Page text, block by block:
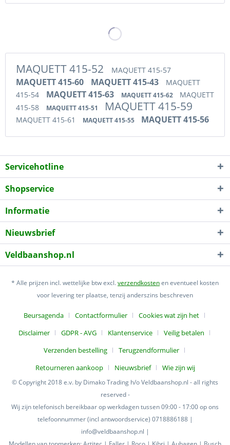
MAQUETT 415-52 MAQUETT 415-57
MAQUETT 415-60 MAQUETT 415-43
MAQUETT
415-54
MAQUETT 415-63 MAQUETT 415-62
MAQUETT
415-58
MAQUETT 415-51 MAQUETT 415-59
MAQUETT 415-61 MAQUETT 415-55 MAQUETT 415-56
Servicehotline
Shopservice
Informatie
Nieuwsbrief
Veldbaanshop.nl
* Alle prijzen incl. wettelijke btw excl.verzendkostenen eventueel kosten
voor levering ter plaatse, tenzij anderszins beschreven
Beursagenda Contactformulier
Cookies wat zijn het
Disclaimer
GDPR - AVG Klantenservice
Veilig betalen
Verzenden bestelling
Terugzendformulier
Retourneren aankoop
Nieuwsbrief Wie zijn wij
© Copyright 2018 e.v. by Dimako Trading h/o Veldbaanshop.nl - all rights
reserved -
Wij zijn telefonisch bereikbaar op werkdagen tussen 09:00 - 17:00 op ons
telefoonnummer (incl antwoordservice) 0718886188 |
info@veldbaanshop.nl |